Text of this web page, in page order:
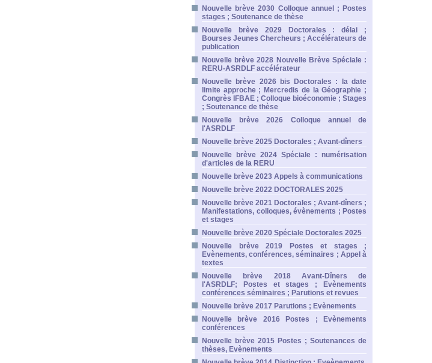
Nouvelle brève 2030 Colloque annuel ; Postes
stages ; Soutenance de thèse
Nouvelle brève 2029 Doctorales : délai ;
Bourses Jeunes Chercheurs ; Accélérateurs de
publication
Nouvelle brève 2028 Nouvelle Brève Spéciale :
RERU-ASRDLF accélérateur
Nouvelle brève 2026 bis Doctorales : la date
limite approche ; Mercredis de la Géographie ;
Congrès IFBAE ; Colloque bioéconomie ; Stages
; Soutenance de thèse
Nouvelle brève 2026 Colloque annuel de
l'ASRDLF
Nouvelle brève 2025 Doctorales ; Avant-dîners
Nouvelle brève 2024 Spéciale : numérisation
d'articles de la RERU
Nouvelle brève 2023 Appels à communications
Nouvelle brève 2022 DOCTORALES 2025
Nouvelle brève 2021 Doctorales ; Avant-dîners ;
Manifestations, colloques, évènements ; Postes
et stages
Nouvelle brève 2020 Spéciale Doctorales 2025
Nouvelle brève 2019 Postes et stages ;
Evènements, conférences, séminaires ; Appel à
textes
Nouvelle brève 2018 Avant-Dîners de
l'ASRDLF; Postes et stages ; Evènements
conférences séminaires ; Parutions et revues
Nouvelle brève 2017 Parutions ; Evènements
Nouvelle brève 2016 Postes ; Evènements
conférences
Nouvelle brève 2015 Postes ; Soutenances de
thèses, Evènements